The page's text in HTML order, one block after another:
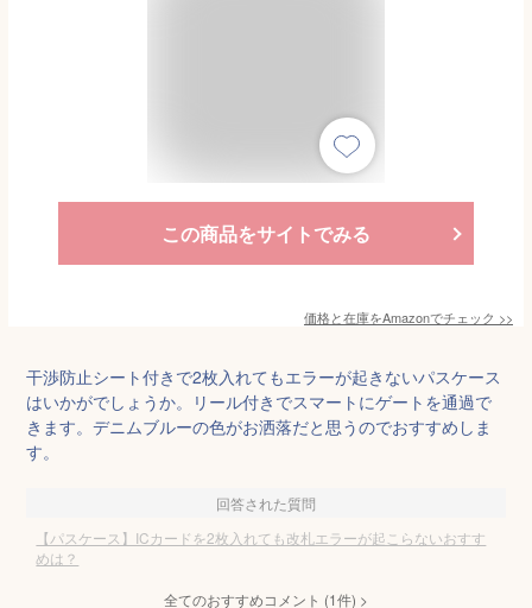
この商品をサイトでみる
価格と在庫をAmazonでチェック >>
干渉防止シート付きで2枚入れてもエラーが起きないパスケース
はいかがでしょうか。リール付きでスマートにゲートを通過で
きます。デニムブルーの色がお洒落だと思うのでおすすめしま
す。
回答された質問
【パスケース】ICカードを2枚入れても改札エラーが起こらないおすす
めは？
全てのおすすめコメント (1件) >